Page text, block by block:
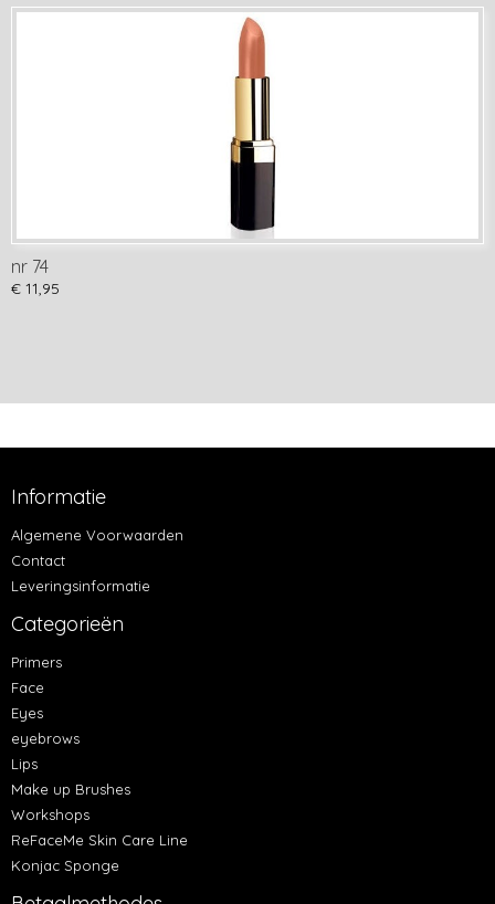
nr 74
€ 11,95
Informatie
Algemene Voorwaarden
Contact
Leveringsinformatie
Categorieën
Primers
Face
Eyes
eyebrows
Lips
Make up Brushes
Workshops
ReFaceMe Skin Care Line
Konjac Sponge